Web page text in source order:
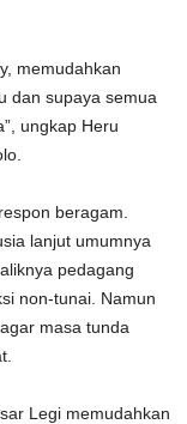
memudahkan
dan supaya semua
ungkap Heru
beragam.
lanjut umumnya
pedagang
non-tunai. Namun
masa tunda
Legi memudahkan